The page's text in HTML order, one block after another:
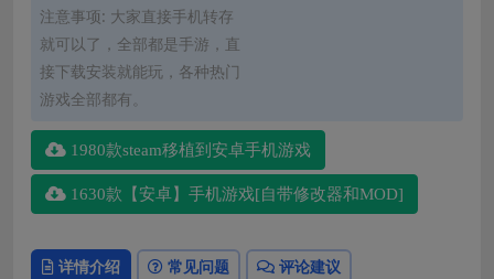
注意事项: 大家直接手机转存
就可以了，全部都是手游，直
接下载安装就能玩，各种热门
游戏全部都有。
1980款steam移植到安卓手机游戏
1630款【安卓】手机游戏[自带修改器和MOD]
详情介绍 常见问题 评论建议